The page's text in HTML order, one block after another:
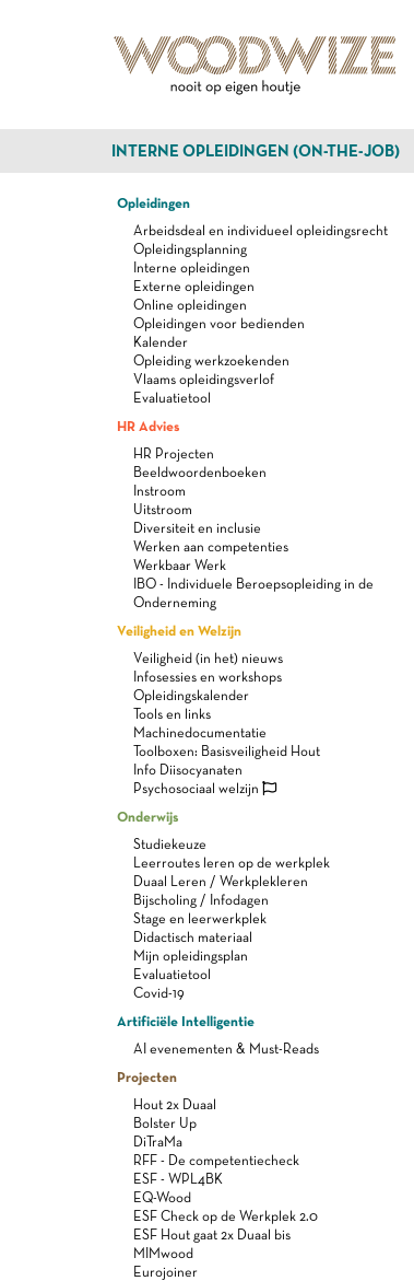
INTERNE OPLEIDINGEN (ON-THE-JOB)
Opleidingen
Arbeidsdeal en individueel opleidingsrecht
Opleidingsplanning
Interne opleidingen
Externe opleidingen
Online opleidingen
Opleidingen voor bedienden
Kalender
Opleiding werkzoekenden
Vlaams opleidingsverlof
Evaluatietool
HR Advies
HR Projecten
Beeldwoordenboeken
Instroom
Uitstroom
Diversiteit en inclusie
Werken aan competenties
Werkbaar Werk
IBO - Individuele Beroepsopleiding in de
Onderneming
Veiligheid en Welzijn
Veiligheid (in het) nieuws
Infosessies en workshops
Opleidingskalender
Tools en links
Machinedocumentatie
Toolboxen: Basisveiligheid Hout
Info Diisocyanaten
Psychosociaal welzijn
Onderwijs
Studiekeuze
Leerroutes leren op de werkplek
Duaal Leren / Werkplekleren
Bijscholing / Infodagen
Stage en leerwerkplek
Didactisch materiaal
Mijn opleidingsplan
Evaluatietool
Covid-19
Artificiële Intelligentie
AI evenementen & Must-Reads
Projecten
Hout 2x Duaal
Bolster Up
DiTraMa
RFF - De competentiecheck
ESF - WPL4BK
EQ-Wood
ESF Check op de Werkplek 2.0
ESF Hout gaat 2x Duaal bis
MIMwood
Eurojoiner